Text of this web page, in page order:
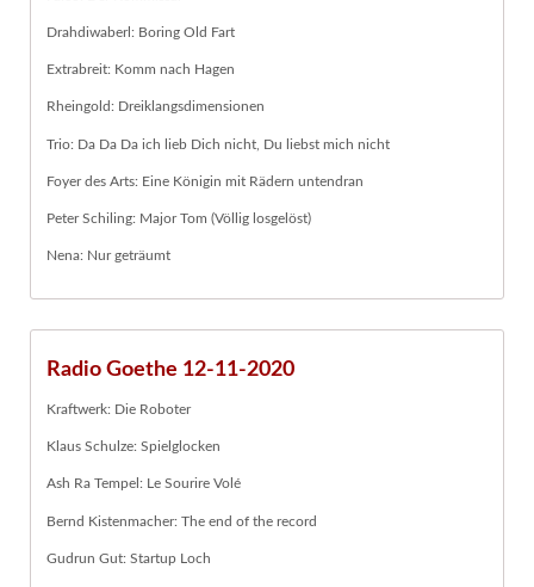
Drahdiwaberl: Boring Old Fart
Extrabreit: Komm nach Hagen
Rheingold: Dreiklangsdimensionen
Trio: Da Da Da ich lieb Dich nicht, Du liebst mich nicht
Foyer des Arts: Eine Königin mit Rädern untendran
Peter Schiling: Major Tom (Völlig losgelöst)
Nena: Nur geträumt
Radio Goethe 12-11-2020
Kraftwerk: Die Roboter
Klaus Schulze: Spielglocken
Ash Ra Tempel: Le Sourire Volé
Bernd Kistenmacher: The end of the record
Gudrun Gut: Startup Loch